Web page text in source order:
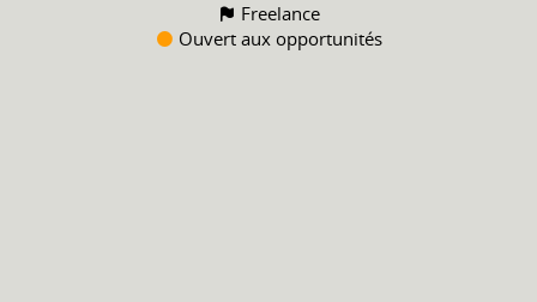
Freelance
Ouvert aux opportunités